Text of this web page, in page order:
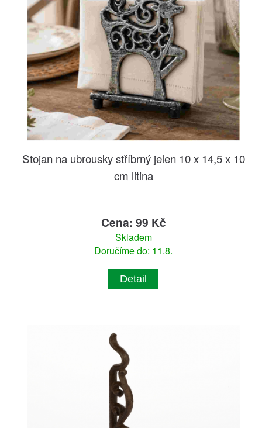
Stojan na ubrousky stříbrný jelen 10 x 14,5 x 10
cm litina
Cena: 99 Kč
Skladem
Doručíme do: 11.8.
Detail